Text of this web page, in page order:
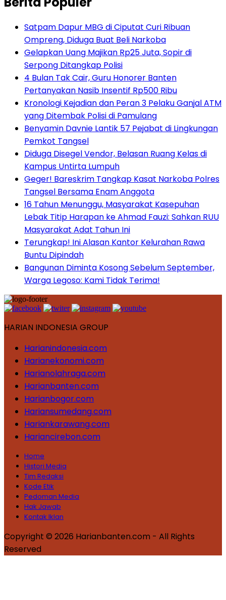
Satpam Dapur MBG di Ciputat Curi Ribuan
Ompreng, Diduga Buat Beli Narkoba
Gelapkan Uang Majikan Rp25 Juta, Sopir di
Serpong Ditangkap Polisi
4 Bulan Tak Cair, Guru Honorer Banten
Pertanyakan Nasib Insentif Rp500 Ribu
Kronologi Kejadian dan Peran 3 Pelaku Ganjal ATM
yang Ditembak Polisi di Pamulang
Benyamin Davnie Lantik 57 Pejabat di Lingkungan
Pemkot Tangsel
Diduga Disegel Vendor, Belasan Ruang Kelas di
Kampus Untirta Lumpuh
Geger! Bareskrim Tangkap Kasat Narkoba Polres
Tangsel Bersama Enam Anggota
16 Tahun Menunggu, Masyarakat Kasepuhan
Lebak Titip Harapan ke Ahmad Fauzi: Sahkan RUU
Masyarakat Adat Tahun Ini
Terungkap! Ini Alasan Kantor Kelurahan Rawa
Buntu Dipindah
Bangunan Diminta Kosong Sebelum September,
Warga Legoso: Kami Tidak Terima!
HARIAN INDONESIA GROUP
Harianindonesia.com
Harianekonomi.com
Harianolahraga.com
Harianbanten.com
Harianbogor.com
Hariansumedang.com
Hariankarawang.com
Hariancirebon.com
Home
Histori Media
Tim Redaksi
Kode Etik
Pedoman Media
Hak Jawab
Kontak Iklan
Copyright © 2026 Harianbanten.com - All Rights
Reserved